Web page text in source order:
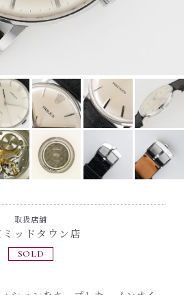
取扱店舗
ミッドタウン店
SOLD